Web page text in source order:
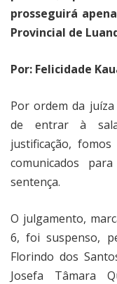
prosseguirá
Provincial de
Por: Felicidade
Por ordem da
de entrar à
justificação,
comunicados
sentença.
O julgamento,
6, foi suspenso,
Florindo dos
Josefa Tâmara